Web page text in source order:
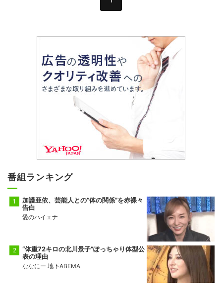
番組ランキング
加護亜依、芸能人との“体の関係”を赤裸々
告白
愛のハイエナ
“体重72キロの北川景子”ぽっちゃり体型公
表の理由
ななにー 地下ABEMA